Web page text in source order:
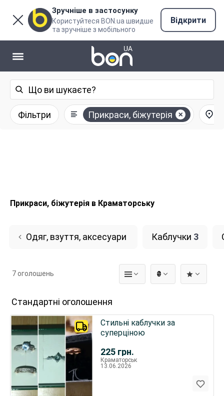
Зручніше в застосунку
Користуйтеся BON.ua швидше
та зручніше з мобільного
Відкрити
Фільтри Прикраси, біжутерія
Прикраси, біжутерія в Краматорську
Одяг, взуття, аксесуари Каблучки 3
₴
7 оголошень
Стандартні оголошення
225 грн.
Стильні каблучки за
суперціною
Краматорськ
13.06.2026